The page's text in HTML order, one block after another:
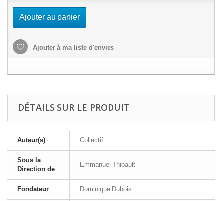
Ajouter au panier
Ajouter à ma liste d'envies
DÉTAILS SUR LE PRODUIT
Auteur(s) Collectif
Sous la
Direction de
Emmanuel Thibault
Fondateur Dominique Dubois